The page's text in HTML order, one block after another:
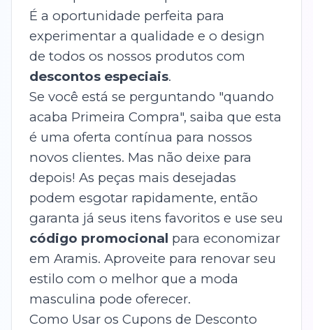
É a oportunidade perfeita para
experimentar a qualidade e o design
de todos os nossos produtos com
descontos especiais.
Se você está se perguntando "quando
acaba Primeira Compra", saiba que esta
é uma oferta contínua para nossos
novos clientes. Mas não deixe para
depois! As peças mais desejadas
podem esgotar rapidamente, então
garanta já seus itens favoritos e use seu
código promocional para economizar
em Aramis. Aproveite para renovar seu
estilo com o melhor que a moda
masculina pode oferecer.
Como Usar os Cupons de Desconto